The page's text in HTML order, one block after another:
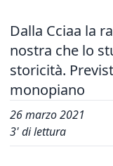
Dalla Cciaa la
nostra che lo
storicità.
monopiano
26 marzo 2021
3' di lettura